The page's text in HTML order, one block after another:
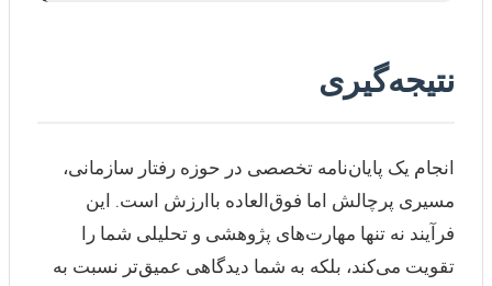
نتیجه‌گیری
انجام یک پایان‌نامه تخصصی در حوزه رفتار سازمانی،
مسیری پرچالش اما فوق‌العاده باارزش است. این
فرآیند نه تنها مهارت‌های پژوهشی و تحلیلی شما را
تقویت می‌کند، بلکه به شما دیدگاهی عمیق‌تر نسبت به